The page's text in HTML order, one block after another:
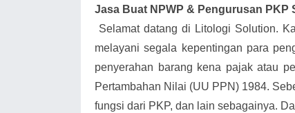
Jasa Buat NPWP & Pengurusan PKP
Selamat datang di Litologi Solution.
melayani segala kepentingan para
penyerahan barang kena pajak atau
Pertambahan Nilai (UU PPN) 1984.
fungsi dari PKP, dan lain sebagainya.